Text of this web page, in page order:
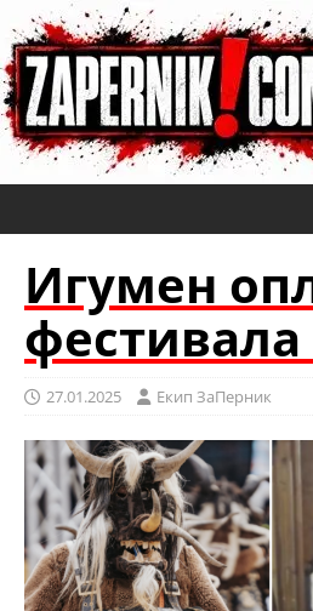
Игумен
27.01.2025 Eкип ЗаПерник